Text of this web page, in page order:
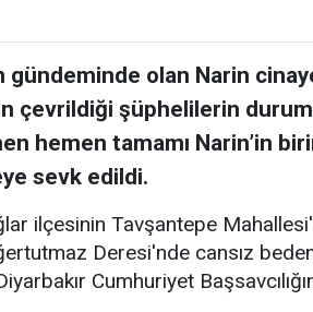
gündeminde olan Narin
çevrildiği şüphelilerin
hemen tamamı Narin’in
sevk edildi.
ilçesinin Tavşantepe
Deresi'nde cansız
Cumhuriyet